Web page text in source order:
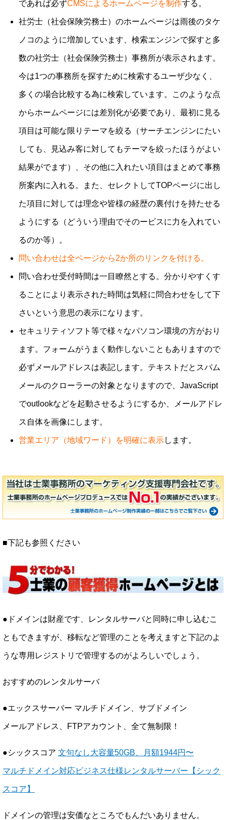
であれば必ずCMSによるホームページを制作する。
社労士（社会保険労務士）のホームページは雨後のタケ
ノコのように増加しています、検索エンジンで探すと多
数の社労士（社会保険労務士）事務所が表示されます。
今は1つの事務所を探すために検索するユーザ少なく、
多くの場合比較する為に検索しています。このような点
からホームページには差別化が必要であり、最初に見る
項目は可能な限りテーマを絞る（サーチエンジンにたい
しても、見込み客に対してもテーマを絞ったほうがよい
結果がでます）、その他に入れたい項目はまとめて事務
所案内に入れる。また、セレクトしてTOPページに出し
た項目に対しては理念や皆様の経歴の裏付けを持たせる
ようにする（どういう理由でそのービスに力を入れてい
るのか等）。
問い合わせは全ページから2か所のリンクを付ける。
問い合わせ受付時間は一目瞭然とする。分かりやすくす
ることにより表示された時間は気軽に問合わせをして下
さいという意思の表示になります。
セキュリティソフト等で様々なパソコン環境の方がおり
ます。フォームがうまく動作しないこともありますので
必ずメールアドレスは表記します。テキストだとスパム
メールのクローラーの対象となりますので、JavaScript
でoutlookなどを起動させるようにするか、メールアドレ
ス自体を画像にします。
営業エリア（地域ワード）を明確に表示します。
■下記も参照ください
●ドメインは財産です、レンタルサーバと同時に申し込むこ
ともできますが、移転など管理のことを考えますと下記のよ
うな専用レジストリで管理するのがよろしいでしょう。
おすすめのレンタルサーバ
●エックスサーバー マルチドメイン、サブドメイン
メールアドレス、FTPアカウント、全て無制限！
●シックスコア 文句なし大容量50GB、月額1944円〜
マルチドメイン対応ビジネス仕様レンタルサーバー【シック
スコア】
ドメインの管理は安価なところでもんだいありません。